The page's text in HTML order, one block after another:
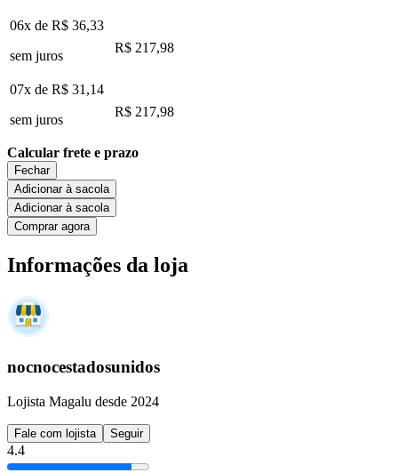
06x de R$ 36,33
sem juros
R$ 217,98
07x de R$ 31,14
sem juros
R$ 217,98
Calcular frete e prazo
Fechar
Adicionar à sacola
Adicionar à sacola
Comprar agora
Informações da loja
nocnocestadosunidos
Lojista Magalu desde 2024
Fale com lojista Seguir
4.4